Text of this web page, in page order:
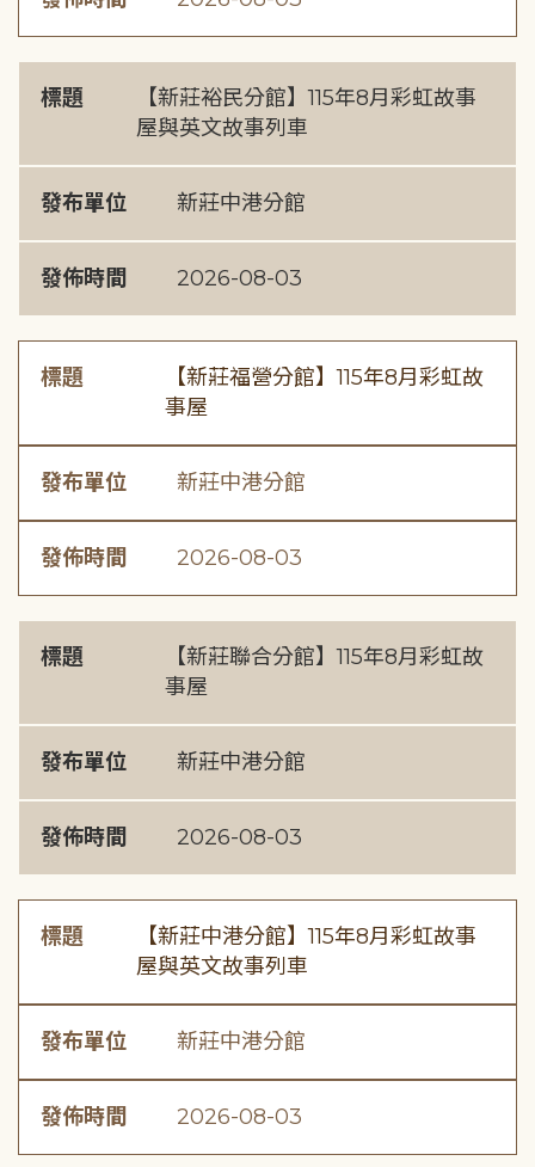
標題
【新莊裕民分館】115年8月彩虹故事
屋與英文故事列車
發布單位 新莊中港分館
發佈時間 2026-08-03
標題
【新莊福營分館】115年8月彩虹故
事屋
發布單位 新莊中港分館
發佈時間 2026-08-03
標題
【新莊聯合分館】115年8月彩虹故
事屋
發布單位 新莊中港分館
發佈時間 2026-08-03
標題
【新莊中港分館】115年8月彩虹故事
屋與英文故事列車
發布單位 新莊中港分館
發佈時間 2026-08-03